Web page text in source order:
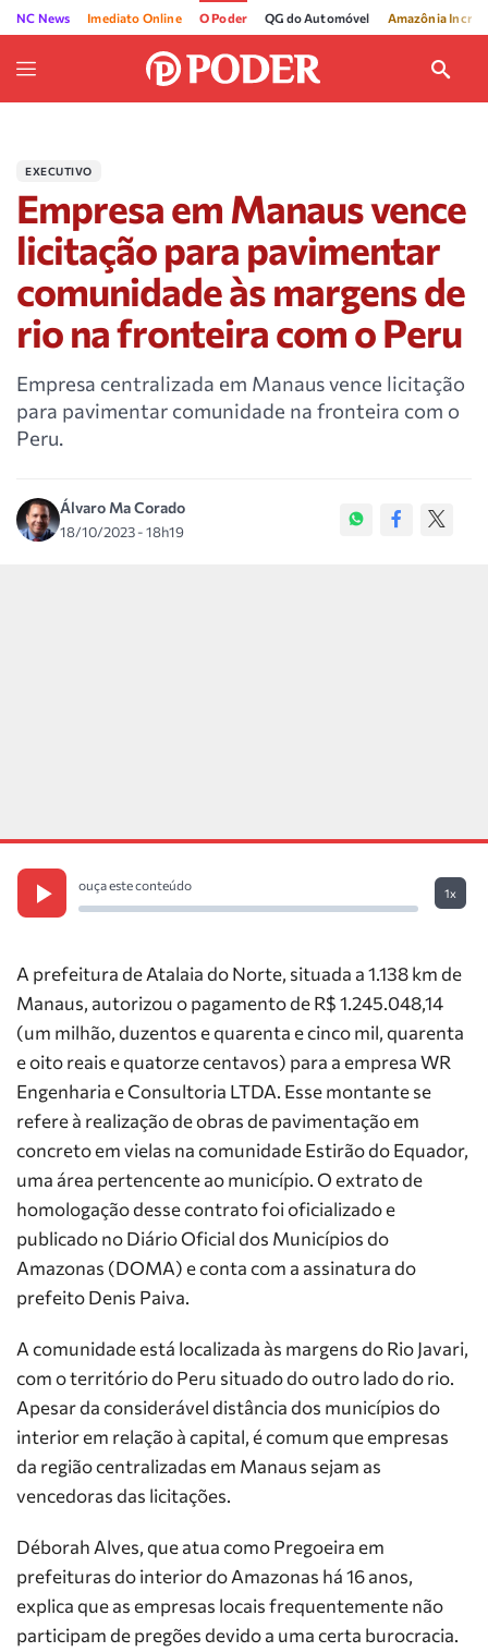
NC News Imediato Online O Poder QG do Automóvel Amazônia
EXECUTIVO
Empresa em Manaus vence
licitação para pavimentar
comunidade às margens de
rio na fronteira com o Peru
Empresa centralizada em Manaus vence licitação
para pavimentar comunidade na fronteira com o
Peru.
Álvaro Ma Corado
18/10/2023 - 18h19
ouça este conteúdo
1x
A prefeitura de Atalaia do Norte, situada a 1.138 km de
Manaus, autorizou o pagamento de R$ 1.245.048,14
(um milhão, duzentos e quarenta e cinco mil, quarenta
e oito reais e quatorze centavos) para a empresa WR
Engenharia e Consultoria LTDA. Esse montante se
refere à realização de obras de pavimentação em
concreto em vielas na comunidade Estirão do Equador,
uma área pertencente ao município. O extrato de
homologação desse contrato foi oficializado e
publicado no Diário Oficial dos Municípios do
Amazonas (DOMA) e conta com a assinatura do
prefeito Denis Paiva.
A comunidade está localizada às margens do Rio Javari,
com o território do Peru situado do outro lado do rio.
Apesar da considerável distância dos municípios do
interior em relação à capital, é comum que empresas
da região centralizadas em Manaus sejam as
vencedoras das licitações.
Déborah Alves, que atua como Pregoeira em
prefeituras do interior do Amazonas há 16 anos,
explica que as empresas locais frequentemente não
participam de pregões devido a uma certa burocracia.